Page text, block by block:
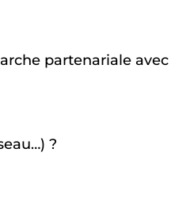
partenariale
?